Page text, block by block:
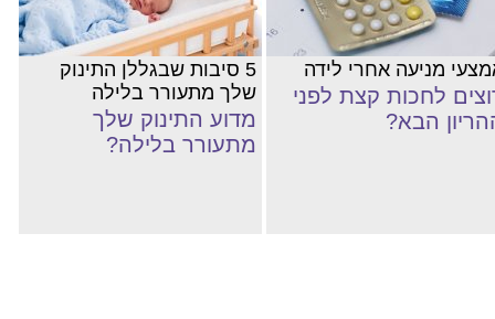
מניעה אחרי לידה
לחכות קצת לפני
הבא?
5 סיבות שבגללן התינוק
שלך מתעורר בלילה
מדוע התינוק שלך
מתעורר בלילה?